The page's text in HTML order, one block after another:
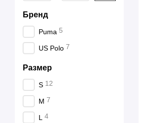
Бренд
Puma 5
US Polo 7
Размер
S 12
M 7
L 4